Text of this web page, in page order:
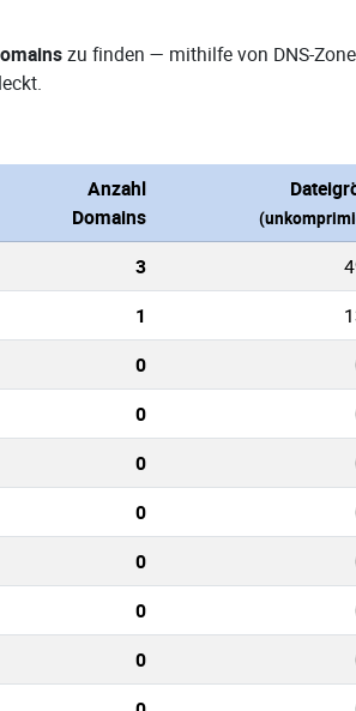
zu finden — mithilfe von DNS-
Anzahl
Domains
3
1
0
0
0
0
0
0
0